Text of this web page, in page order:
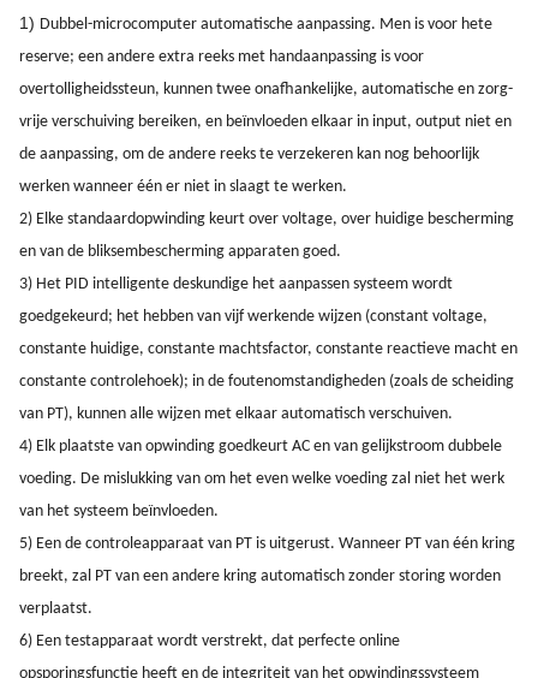
1) Dubbel-microcomputer automatische aanpassing. Men is voor hete
reserve; een andere extra reeks met handaanpassing is voor
overtolligheidssteun, kunnen twee onafhankelijke, automatische en zorg-
vrije verschuiving bereiken, en beïnvloeden elkaar in input, output niet en
de aanpassing, om de andere reeks te verzekeren kan nog behoorlijk
werken wanneer één er niet in slaagt te werken.
2) Elke standaardopwinding keurt over voltage, over huidige bescherming
en van de bliksembescherming apparaten goed.
3) Het PID intelligente deskundige het aanpassen systeem wordt
goedgekeurd; het hebben van vijf werkende wijzen (constant voltage,
constante huidige, constante machtsfactor, constante reactieve macht en
constante controlehoek); in de foutenomstandigheden (zoals de scheiding
van PT), kunnen alle wijzen met elkaar automatisch verschuiven.
4) Elk plaatste van opwinding goedkeurt AC en van gelijkstroom dubbele
voeding. De mislukking van om het even welke voeding zal niet het werk
van het systeem beïnvloeden.
5) Een de controleapparaat van PT is uitgerust. Wanneer PT van één kring
breekt, zal PT van een andere kring automatisch zonder storing worden
verplaatst.
6) Een testapparaat wordt verstrekt, dat perfecte online
opsporingsfunctie heeft en de integriteit van het opwindingssysteem